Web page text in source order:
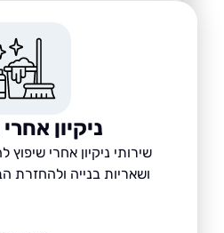
ניקיון אחרי
שירותי ניקיון אחרי שיפוץ להסרת
ושאריות בנייה ולהחזרת הבית